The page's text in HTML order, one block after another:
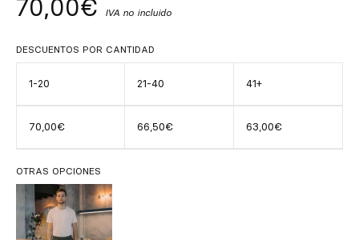
70,00€ IVA no incluido
DESCUENTOS POR CANTIDAD
1-20 21-40 41+
70,00€ 66,50€ 63,00€
OTRAS OPCIONES